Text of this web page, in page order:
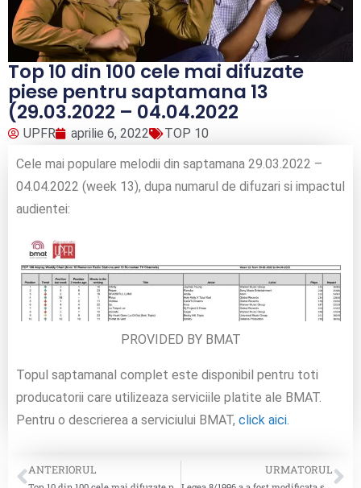
Top 10 din 100 cele mai difuzate
piese pentru saptamana 13
(29.03.2022 – 04.04.2022
UPFR aprilie 6, 2022
TOP 10
Cele mai populare melodii din saptamana 29.03.2022 –
04.04.2022 (week 13), dupa numarul de difuzari si impactul
audientei:
PROVIDED BY BMAT
Topul saptamanal complet este disponibil pentru toti
producatorii care utilizeaza serviciile platite ale BMAT.
Pentru o descrierea a serviciului BMAT, click aici.
ANTERIORUL URMATORUL